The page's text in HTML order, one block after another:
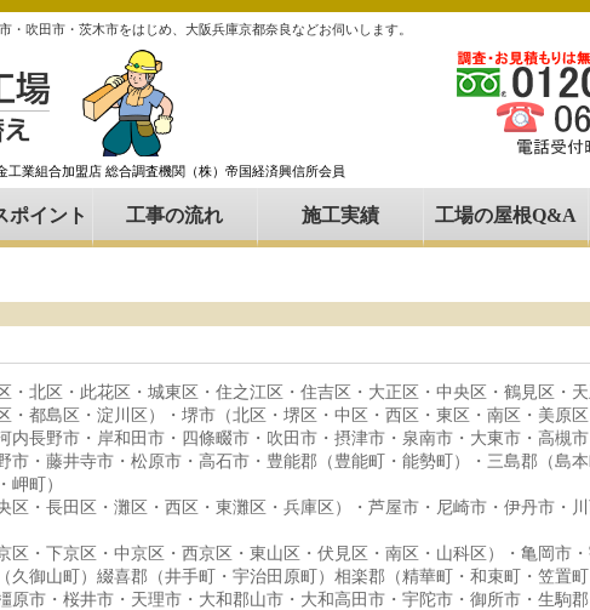
吹田市・茨木市をはじめ、大阪兵庫京都奈良などお伺いします。
業組合加盟店 総合調査機関（株）帝国経済興信所会員
ポイント 工事の流れ 施工実績 工場の屋根Q&A
・北区・此花区・城東区・住之江区・住吉区・大正区・中央区・鶴見区・
・都島区・淀川区）・堺市（北区・堺区・中区・西区・東区・南区・美原
内長野市・岸和田市・四條畷市・吹田市・摂津市・泉南市・大東市・高槻
・藤井寺市・松原市・高石市・豊能郡（豊能町・能勢町）・三島郡（島
岬町）
・長田区・灘区・西区・東灘区・兵庫区）・芦屋市・尼崎市・伊丹市・
・下京区・中京区・西京区・東山区・伏見区・南区・山科区）・亀岡市
御山町）綴喜郡（井手町・宇治田原町）相楽郡（精華町・和束町・笠置町
原市・桜井市・天理市・大和郡山市・大和高田市・宇陀市・御所市・生駒